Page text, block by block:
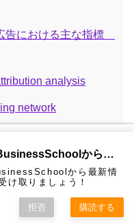
告における主な指標
analysis
network
verification
、インフルエンサー
７つの方法 Internal
★カール
経営塾動
お問い合
わせ
★熱海風
水＆グリ
プライバ
カール経営塾CarlBusinessSchoolから通知を受け取る
から最新情
け取りましょう！
拒否 購読する